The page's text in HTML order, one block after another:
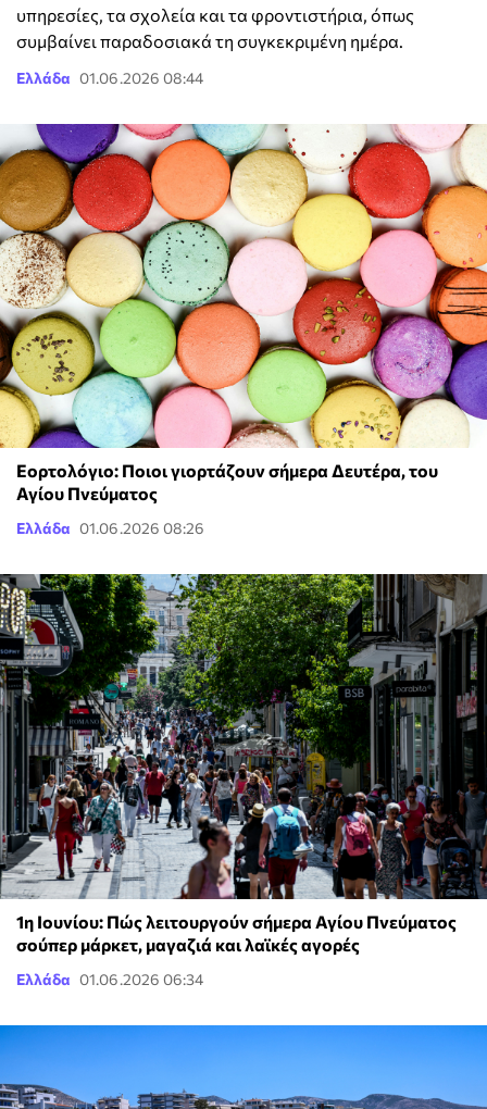
υπηρεσίες, τα σχολεία και τα φροντιστήρια, όπως
συμβαίνει παραδοσιακά τη συγκεκριμένη ημέρα.
Ελλάδα 01.06.2026 08:44
Εορτολόγιο: Ποιοι γιορτάζουν σήμερα Δευτέρα, του
Αγίου Πνεύματος
Ελλάδα 01.06.2026 08:26
1η Ιουνίου: Πώς λειτουργούν σήμερα Αγίου Πνεύματος
σούπερ μάρκετ, μαγαζιά και λαϊκές αγορές
Ελλάδα 01.06.2026 06:34